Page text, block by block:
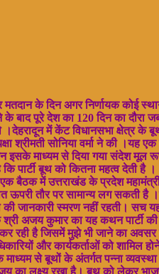
के दिन अगर निर्णायक कोई
के बाद पूरे देश का 120 दिन का
में केंट विधानसभा क्षेत्र
सोनिया वर्मा ने की ।यह
माध्यम से दिया गया संदेश मूल
पार्टी बूथ को कितना महत्व देती है ।
एक बैठक में उत्तराखंड के प्रदेश
ऊपरी तौर पर सामान्य लग सकती
की जानकारी स्मरण नहीं रहती।
अजय कुमार का यह कथन पार्टी
है जिसमें मुझे भी जाने का
और कार्यकर्ताओं को
से बूथों के अंतर्गत पन्ना व्यवस्था
का लक्ष्य रखा है। बूथ को लेकर